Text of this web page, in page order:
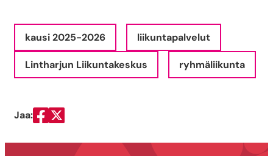
kausi 2025-2026 liikuntapalvelut
Lintharjun Liikuntakeskus ryhmäliikunta
Jaa:
Jaa Facebookissa
Jaa Twitterissä